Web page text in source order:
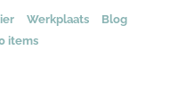
Werkplaats
Blog
items